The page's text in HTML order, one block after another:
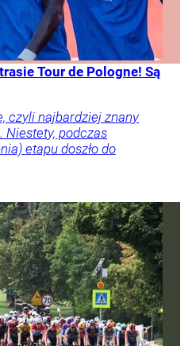
Tour de Pologne! Są
czyli najbardziej znany
Niestety, podczas
etapu doszło do